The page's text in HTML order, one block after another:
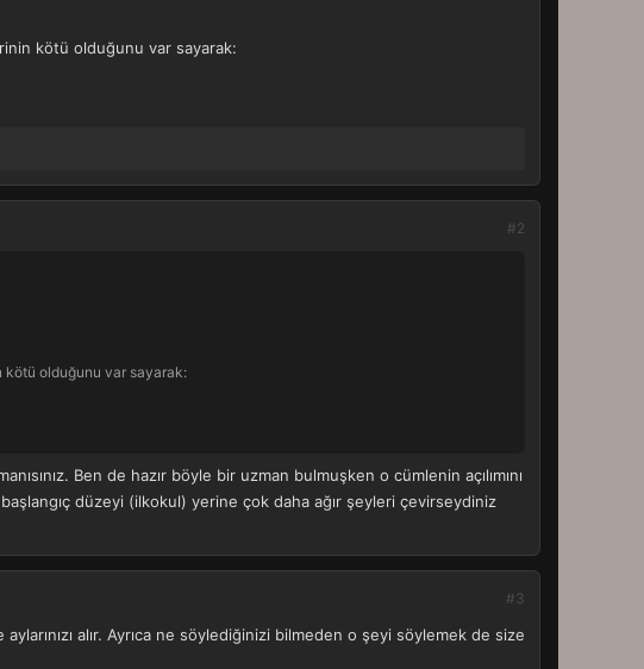
kötü olduğunu var sayarak:
#2
kötü olduğunu var sayarak:
Ben de hazır böyle bir uzman bulmuşken o cümlenin açılımını
düzeyi (ilkokul) yerine çok daha ağır şeyleri çevirseydiniz
#3
alır. Ayrıca ne söylediğinizi bilmeden o şeyi söylemek de size